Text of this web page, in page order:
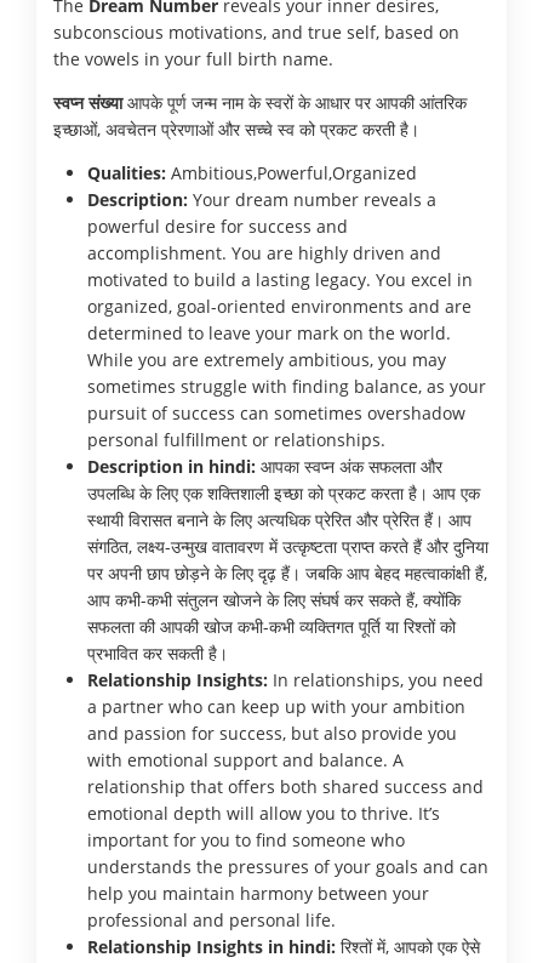
The Dream Number reveals your inner desires,
subconscious motivations, and true self, based on
the vowels in your full birth name.
स्वप्न संख्याआपके पूर्ण जन्म नाम के स्वरों के आधार पर आपकी आंतरिक
इच्छाओं, अवचेतन प्रेरणाओं और सच्चे स्व को प्रकट करती है।
Qualities: Ambitious,Powerful,Organized
Description: Your dream number reveals a
powerful desire for success and
accomplishment. You are highly driven and
motivated to build a lasting legacy. You excel in
organized, goal-oriented environments and are
determined to leave your mark on the world.
While you are extremely ambitious, you may
sometimes struggle with finding balance, as your
pursuit of success can sometimes overshadow
personal fulfillment or relationships.
Description in hindi: आपका स्वप्न अंक सफलता और
उपलब्धि के लिए एक शक्तिशाली इच्छा को प्रकट करता है। आप एक
स्थायी विरासत बनाने के लिए अत्यधिक प्रेरित और प्रेरित हैं। आप
संगठित, लक्ष्य-उन्मुख वातावरण में उत्कृष्टता प्राप्त करते हैं और दुनिया
पर अपनी छाप छोड़ने के लिए दृढ़ हैं। जबकि आप बेहद महत्वाकांक्षी हैं,
आप कभी-कभी संतुलन खोजने के लिए संघर्ष कर सकते हैं, क्योंकि
सफलता की आपकी खोज कभी-कभी व्यक्तिगत पूर्ति या रिश्तों को
प्रभावित कर सकती है।
Relationship Insights: In relationships, you need
a partner who can keep up with your ambition
and passion for success, but also provide you
with emotional support and balance. A
relationship that offers both shared success and
emotional depth will allow you to thrive. It’s
important for you to find someone who
understands the pressures of your goals and can
help you maintain harmony between your
professional and personal life.
Relationship Insights in hindi: रिश्तों में, आपको एक ऐसे